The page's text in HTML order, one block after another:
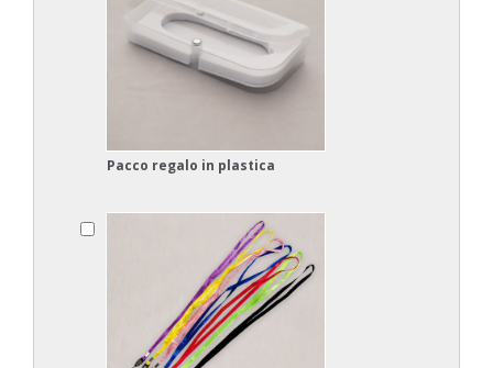
Pacco regalo in plastica